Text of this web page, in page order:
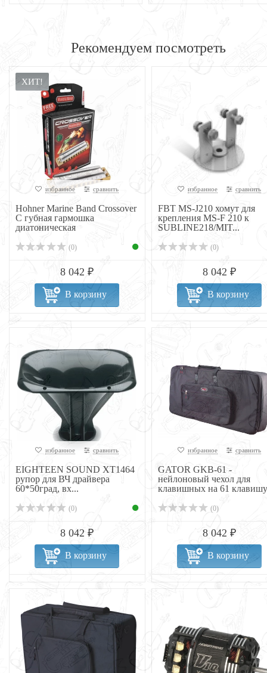
Рекомендуем посмотреть
ХИТ!
избранное сравнить
Hohner Marine Band Crossover
C губная гармошка
диатоническая
(0)
8 042 ₽
В корзину
избранное сравнить
FBT MS-J210 хомут для
крепления MS-F 210 к
SUBLINE218/MIT...
(0)
8 042 ₽
В корзину
избранное сравнить
EIGHTEEN SOUND XT1464
рупор для ВЧ драйвера
60*50град, вх...
(0)
8 042 ₽
В корзину
избранное сравнить
GATOR GKB-61 -
нейлоновый чехол для
клавишных на 61 клавишу
(0)
8 042 ₽
В корзину